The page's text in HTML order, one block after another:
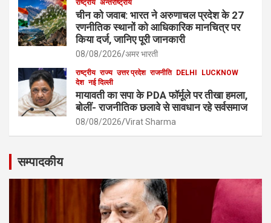
राष्ट्रीय अन्तर्राष्ट्रीय
चीन को जवाब: भारत ने अरुणाचल प्रदेश के 27
रणनीतिक स्थानों को आधिकारिक मानचित्र पर
किया दर्ज, जानिए पूरी जानकारी
08/08/2026 अमर भारती
राष्ट्रीय राज्य उत्तर प्रदेश राजनीति DELHI
LUCKNOW
देश नई दिल्ली
मायावती का सपा के PDA फॉर्मूले पर तीखा हमला,
बोलीं- राजनीतिक छलावे से सावधान रहे सर्वसमाज
08/08/2026 Virat Sharma
सम्पादकीय